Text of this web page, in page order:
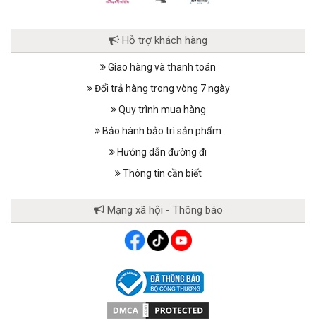
Thiết kế thông minh, màu sắc sang trọng
Máy massage gun cầm tayNhật Bản Nikio NK-171 có kiểu
Hỗ trợ khách hàng
Giao hàng và thanh toán
Đổi trả hàng trong vòng 7 ngày
Quy trình mua hàng
Bảo hành bảo trì sản phẩm
Hướng dẫn đường đi
Thông tin cần biết
Mạng xã hội - Thông báo